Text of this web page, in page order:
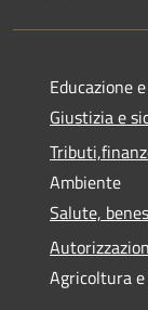
Educazione
Giustizia e
Ambiente
Salute,
Agricoltura e